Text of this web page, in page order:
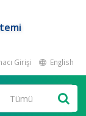
Girişi English